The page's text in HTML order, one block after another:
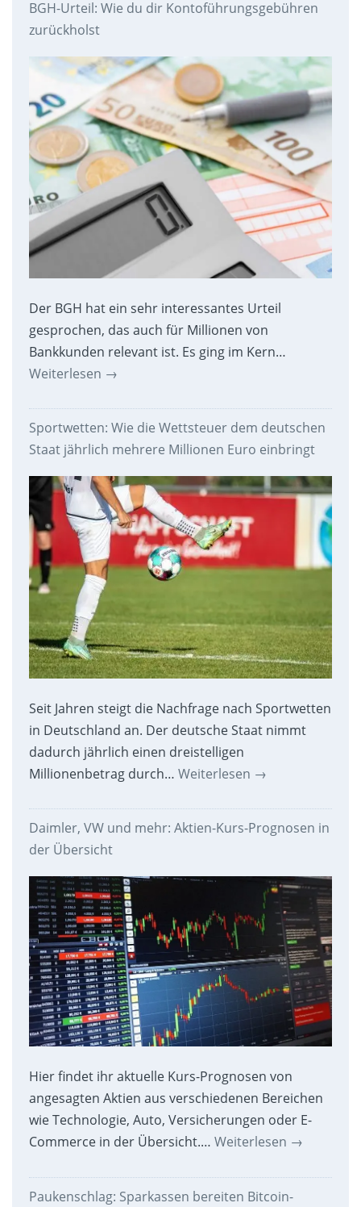
BGH-Urteil: Wie du dir Kontoführungsgebühren
zurückholst
Der BGH hat ein sehr interessantes Urteil
gesprochen, das auch für Millionen von
Bankkunden relevant ist. Es ging im Kern…
Weiterlesen →
Sportwetten: Wie die Wettsteuer dem deutschen
Staat jährlich mehrere Millionen Euro einbringt
Seit Jahren steigt die Nachfrage nach Sportwetten
in Deutschland an. Der deutsche Staat nimmt
dadurch jährlich einen dreistelligen
Millionenbetrag durch… Weiterlesen →
Daimler, VW und mehr: Aktien-Kurs-Prognosen in
der Übersicht
Hier findet ihr aktuelle Kurs-Prognosen von
angesagten Aktien aus verschiedenen Bereichen
wie Technologie, Auto, Versicherungen oder E-
Commerce in der Übersicht.… Weiterlesen →
Paukenschlag: Sparkassen bereiten Bitcoin-